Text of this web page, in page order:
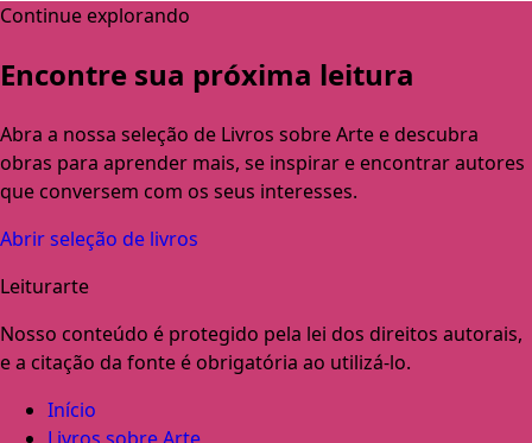
Continue explorando
Encontre sua próxima leitura
Abra a nossa seleção de Livros sobre Arte e descubra
obras para aprender mais, se inspirar e encontrar autores
que conversem com os seus interesses.
Abrir seleção de livros
Leiturarte
Nosso conteúdo é protegido pela lei dos direitos autorais,
e a citação da fonte é obrigatória ao utilizá-lo.
Início
Livros sobre Arte